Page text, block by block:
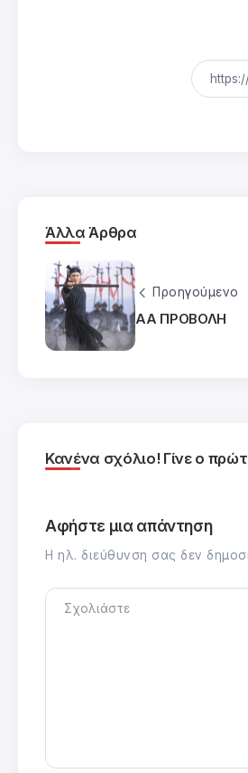
Άλλα Άρθρα
Προηγούμενο
ΑΑ ΠΡΟΒΟΛΗ
Κανένα σχόλιο! Γίνε ο
Αφήστε μια απάντηση
Η ηλ. διεύθυνση σας δεν